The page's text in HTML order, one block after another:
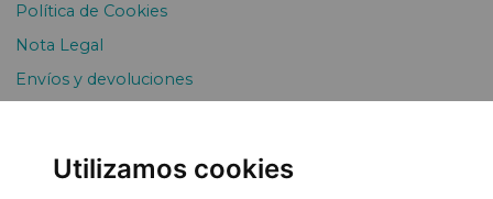
Utilizamos cookies
Política de Cookies
Nota Legal
Envíos y devoluciones